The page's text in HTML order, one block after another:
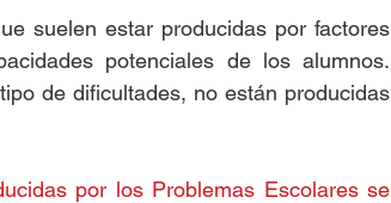
suelen estar producidas por factores
potenciales de los alumnos.
de dificultades, no están producidas
por los Problemas Escolares se